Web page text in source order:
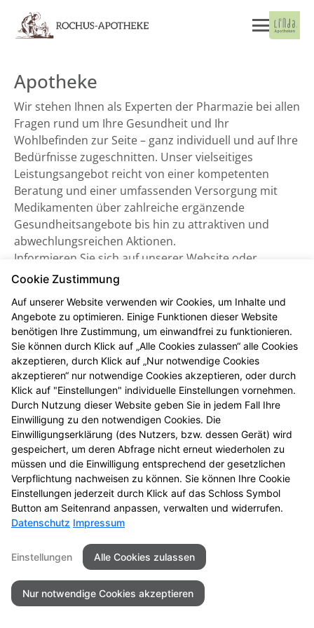
Apotheke
Wir stehen Ihnen als Experten der Pharmazie bei allen
Fragen rund um Ihre Gesundheit und Ihr
Wohlbefinden zur Seite – ganz individuell und auf Ihre
Bedürfnisse zugeschnitten. Unser vielseitiges
Leistungsangebot reicht von einer kompetenten
Beratung und einer umfassenden Versorgung mit
Medikamenten über zahlreiche ergänzende
Gesundheitsangebote bis hin zu attraktiven und
abwechlungsreichen Aktionen.
Informieren Sie sich auf unserer Website oder
besuchen Sie uns direkt vor Ort. Wir freuen uns auf
Kontakt Impressum
Datenschutz
Barrierefreiheit
©2026Rochus Apotheke
Cookie Zustimmung
Auf unserer Website verwenden wir Cookies, um Inhalte und
Angebote zu optimieren. Einige Funktionen dieser Website
benötigen Ihre Zustimmung, um einwandfrei zu funktionieren.
Sie können durch Klick auf „Alle Cookies zulassen“ alle Cookies
akzeptieren, durch Klick auf „Nur notwendige Cookies
akzeptieren“ nur notwendige Cookies akzeptieren, oder durch
Klick auf "Einstellungen" individuelle Einstellungen vornehmen.
Durch Nutzung dieser Website geben Sie in jedem Fall Ihre
Einwilligung zu den notwendigen Cookies. Die
Einwilligungserklärung (des Nutzers, bzw. dessen Gerät) wird
gespeichert, um deren Abfrage nicht erneut wiederholen zu
müssen und die Einwilligung entsprechend der gesetzlichen
Verpflichtung nachweisen zu können. Sie können Ihre Cookie
Einstellungen jederzeit durch Klick auf das Schloss Symbol
Button am Seitenrand anpassen, verwalten und widerrufen.
Datenschutz Impressum
Einstellungen Alle Cookies zulassen
Nur notwendige Cookies akzeptieren